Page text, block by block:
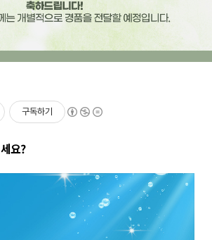
구독하기
요?